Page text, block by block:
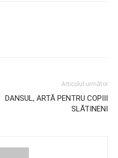
Articolul următor
DANSUL, ARTĂ PENTRU COPIII
SLĂTINENI